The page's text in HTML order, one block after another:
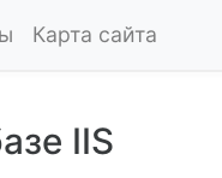
Карта сайта
IIS